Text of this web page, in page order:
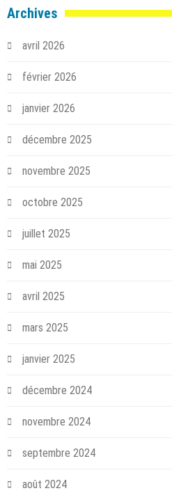
Archives
avril 2026
février 2026
janvier 2026
décembre 2025
novembre 2025
octobre 2025
juillet 2025
mai 2025
avril 2025
mars 2025
janvier 2025
décembre 2024
novembre 2024
septembre 2024
août 2024